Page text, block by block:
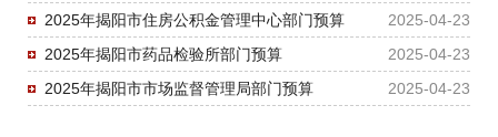
2025-04-23
2025年揭阳市住房公积金管理中心部门预算
2025-04-23
2025年揭阳市药品检验所部门预算
2025-04-23
2025年揭阳市市场监督管理局部门预算